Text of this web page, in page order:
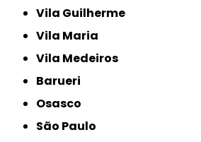
Vila Guilherme
Vila Maria
Vila Medeiros
Barueri
Osasco
São Paulo